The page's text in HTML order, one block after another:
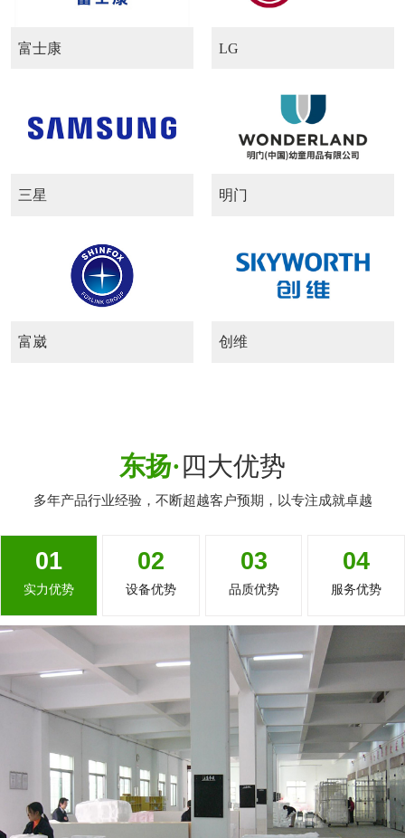
富士康 LG
三星 明门
富崴 创维
东扬·四大优势
多年产品行业经验，不断超越客户预期，以专注成就卓越
01
实力优势
02
设备优势
03
品质优势
04
服务优势